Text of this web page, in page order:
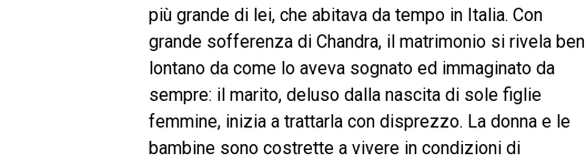
più grande di lei, che abitava da tempo in Italia. Con
grande sofferenza di Chandra, il matrimonio si rivela ben
lontano da come lo aveva sognato ed immaginato da
sempre: il marito, deluso dalla nascita di sole figlie
femmine, inizia a trattarla con disprezzo. La donna e le
bambine sono costrette a vivere in condizioni di